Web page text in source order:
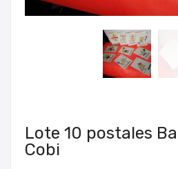
Lote 10 postales
Cobi